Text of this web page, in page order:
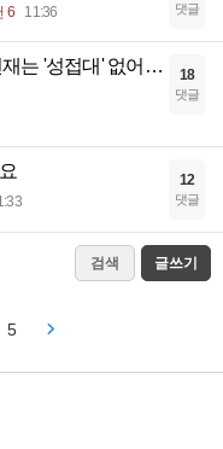
6 11:36 댓글
재는 '성접대' 없어…
18
댓글
12
댓글
검색 글쓰기
5